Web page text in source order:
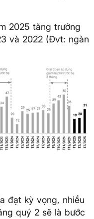
2025 tăng trưởng
và 2022 (Đvt: ngàn
đạt kỳ vọng, nhiều
quý 2 sẽ là bước